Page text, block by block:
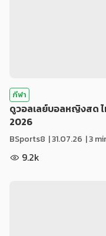
กีฬา
ดูวอลเลย์บอลหญิงสด ไ
2026
BSports8 |31.07.26 | 3
9.2k